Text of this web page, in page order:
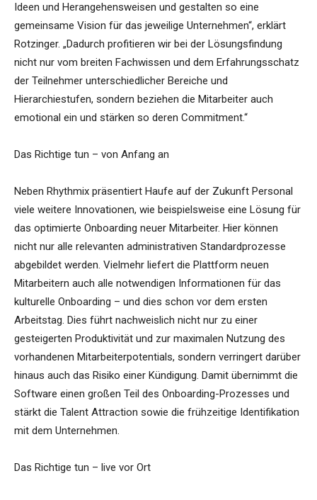
Ideen und Herangehensweisen und gestalten so eine
gemeinsame Vision für das jeweilige Unternehmen“, erklärt
Rotzinger. „Dadurch profitieren wir bei der Lösungsfindung
nicht nur vom breiten Fachwissen und dem Erfahrungsschatz
der Teilnehmer unterschiedlicher Bereiche und
Hierarchiestufen, sondern beziehen die Mitarbeiter auch
emotional ein und stärken so deren Commitment.“
Das Richtige tun – von Anfang an
Neben Rhythmix präsentiert Haufe auf der Zukunft Personal
viele weitere Innovationen, wie beispielsweise eine Lösung für
das optimierte Onboarding neuer Mitarbeiter. Hier können
nicht nur alle relevanten administrativen Standardprozesse
abgebildet werden. Vielmehr liefert die Plattform neuen
Mitarbeitern auch alle notwendigen Informationen für das
kulturelle Onboarding – und dies schon vor dem ersten
Arbeitstag. Dies führt nachweislich nicht nur zu einer
gesteigerten Produktivität und zur maximalen Nutzung des
vorhandenen Mitarbeiterpotentials, sondern verringert darüber
hinaus auch das Risiko einer Kündigung. Damit übernimmt die
Software einen großen Teil des Onboarding-Prozesses und
stärkt die Talent Attraction sowie die frühzeitige Identifikation
mit dem Unternehmen.
Das Richtige tun – live vor Ort